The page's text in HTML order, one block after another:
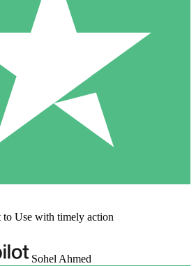
Use with timely action
Sohel Ahmed